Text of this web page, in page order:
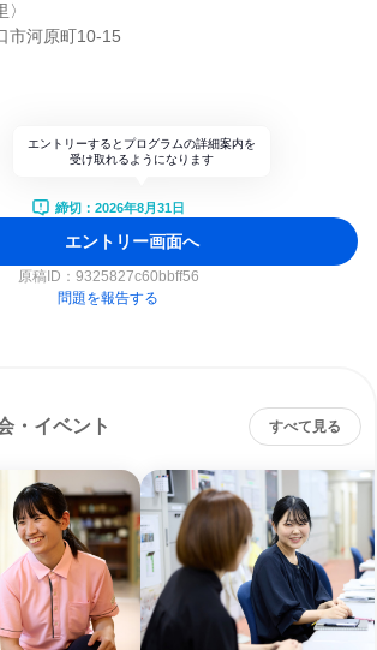
市河原町10-15
エントリーするとプログラムの詳細案内を
受け取れるようになります
締切：2026年8月31日
エントリー画面へ
原稿ID： 9325827c60bbff56
問題を報告する
・イベント すべて見る